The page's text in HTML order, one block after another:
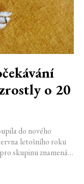
o 20
do nového
letošního roku
skupinu znamená
nejistotu